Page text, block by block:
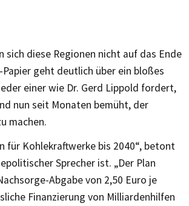
sich diese Regionen nicht auf das Ende
geht deutlich über ein bloßes
einer wie Dr. Gerd Lippold fordert,
nun seit Monaten bemüht, der
machen.
für Kohlekraftwerke bis 2040“, betont
Sprecher ist. „Der Plan
Abgabe von 2,50 Euro je
Finanzierung von Milliardenhilfen